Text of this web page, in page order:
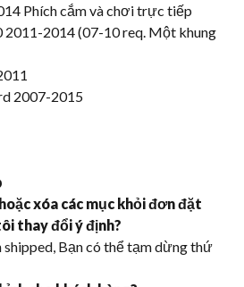
Phích cắm và chơi trực tiếp
2011-2014 (07-10 req. Một khung
2007-2015
xóa các mục khỏi đơn đặt
thay đổi ý định?
shipped , Bạn có thể tạm dừng thứ